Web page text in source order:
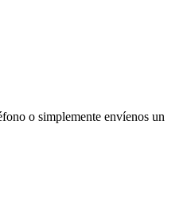
o simplemente envíenos un